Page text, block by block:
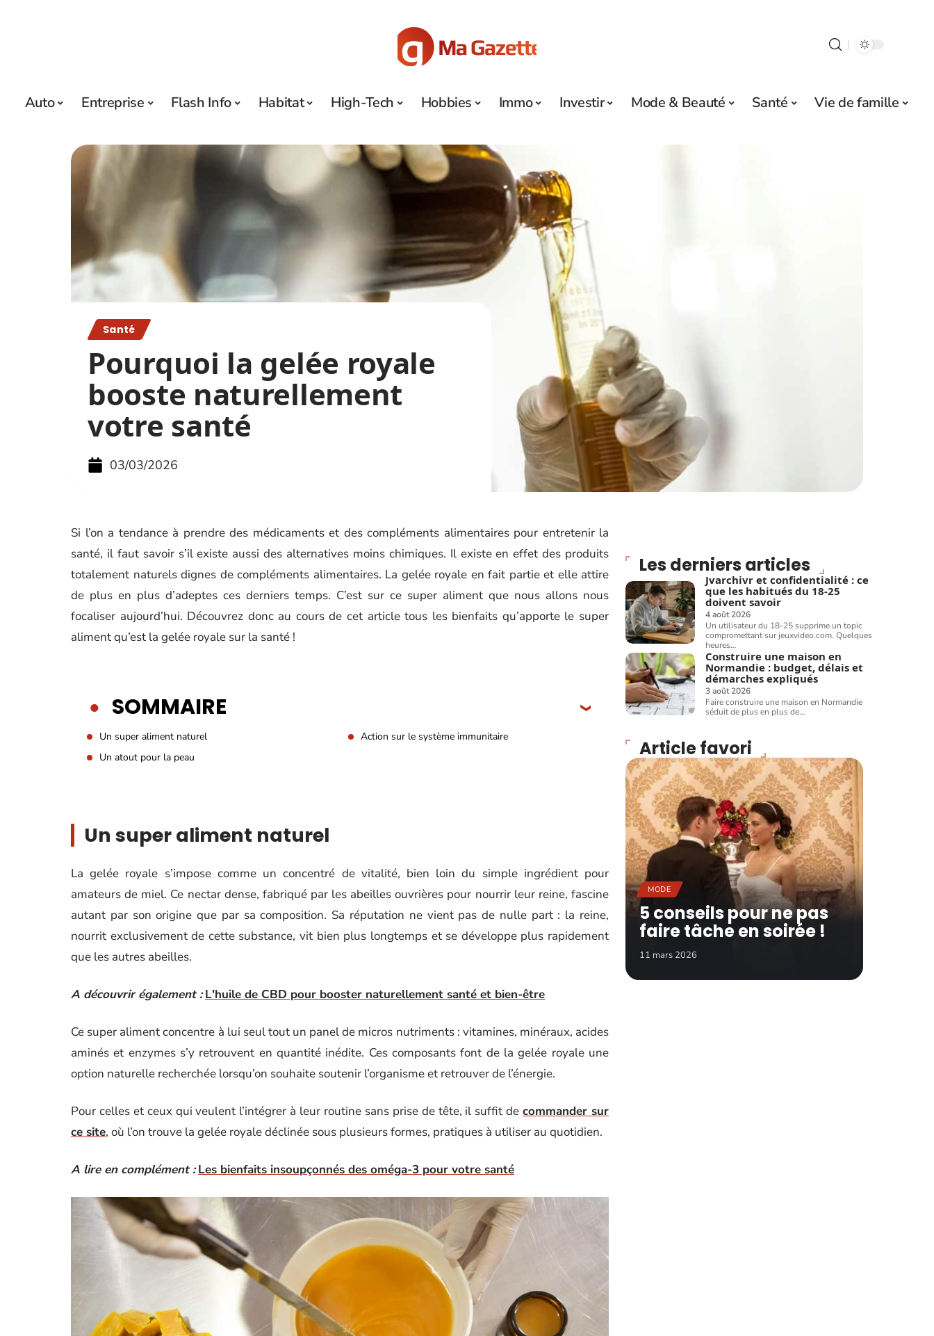
Auto Entreprise Flash Info Habitat High-Tech Hobbies Immo Investir Mode & Beauté Santé Vie de famille
Santé
Pourquoi la gelée royale
booste naturellement
votre santé
03/03/2026
Si l’on a tendance à prendre des médicaments et des compléments alimentaires pour entretenir la
santé, il faut savoir s’il existe aussi des alternatives moins chimiques. Il existe en effet des produits
totalement naturels dignes de compléments alimentaires. La gelée royale en fait partie et elle attire
de plus en plus d’adeptes ces derniers temps. C’est sur ce super aliment que nous allons nous
focaliser aujourd’hui. Découvrez donc au cours de cet article tous les bienfaits qu’apporte le super
aliment qu’est la gelée royale sur la santé !
SOMMAIRE
Un super aliment naturel
Action sur le système immunitaire
Un atout pour la peau
Un super aliment naturel
La gelée royale s’impose comme un concentré de vitalité, bien loin du simple ingrédient pour
amateurs de miel. Ce nectar dense, fabriqué par les abeilles ouvrières pour nourrir leur reine, fascine
autant par son origine que par sa composition. Sa réputation ne vient pas de nulle part : la reine,
nourrit exclusivement de cette substance, vit bien plus longtemps et se développe plus rapidement
que les autres abeilles.
A découvrir également : L'huile de CBD pour booster naturellement santé et bien-être
Ce super aliment concentre à lui seul tout un panel de micros nutriments : vitamines, minéraux, acides
aminés et enzymes s’y retrouvent en quantité inédite. Ces composants font de la gelée royale une
option naturelle recherchée lorsqu’on souhaite soutenir l’organisme et retrouver de l’énergie.
Pour celles et ceux qui veulent l’intégrer à leur routine sans prise de tête, il suffit decommander sur
ce site, où l’on trouve la gelée royale déclinée sous plusieurs formes, pratiques à utiliser au quotidien.
A lire en complément : Les bienfaits insoupçonnés des oméga-3 pour votre santé
Les derniers articles
Jvarchivr et confidentialité : ce
que les habitués du 18-25
doivent savoir
4 août 2026
Un utilisateur du 18-25 supprime un topic
compromettant sur jeuxvideo.com. Quelques
heures…
Construire une maison en
Normandie : budget, délais et
démarches expliqués
3 août 2026
Faire construire une maison en Normandie
séduit de plus en plus de…
Article favori
MODE
5 conseils pour ne pas
faire tâche en soirée !
11 mars 2026